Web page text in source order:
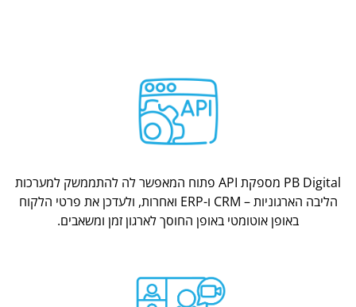
PB Digital מספקת API פתוח המאפשר לה להתממשק למערכות
הליבה הארגוניות – CRM ו-ERP ואחרות, ולעדכן את פרטי הלקוח
באופן אוטומטי באופן החוסך לארגון זמן ומשאבים.